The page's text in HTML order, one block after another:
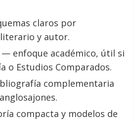
claros por
y autor.
— enfoque académico, útil si
o Estudios Comparados.
complementaria
compacta y modelos de